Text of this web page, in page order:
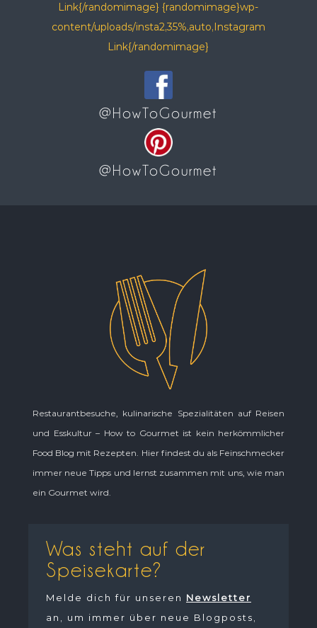
Link{/randomimage} {randomimage}wp-
content/uploads/insta2,35%,auto,Instagram
Link{/randomimage}
@HowToGourmet
@HowToGourmet
Restaurantbesuche, kulinarische Spezialitäten auf Reisen
und Esskultur – How to Gourmet ist kein herkömmlicher
Food Blog mit Rezepten. Hier findest du als Feinschmecker
immer neue Tipps und lernst zusammen mit uns, wie man
ein Gourmet wird.
Was steht auf der
Speisekarte?
Melde dich für unseren Newsletter
an, um immer über neue Blogposts,